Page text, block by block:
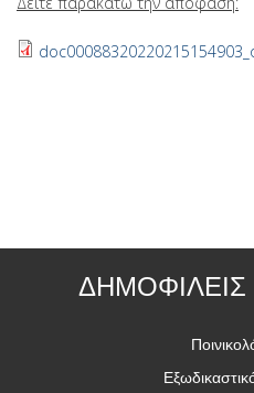
ΔΗΜΟΦΙΛΕΙΣ